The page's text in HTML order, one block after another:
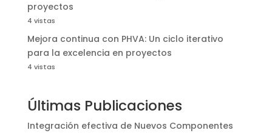
proyectos
4 vistas
Mejora continua con PHVA: Un ciclo iterativo
para la excelencia en proyectos
4 vistas
Últimas Publicaciones
Integración efectiva de Nuevos Componentes